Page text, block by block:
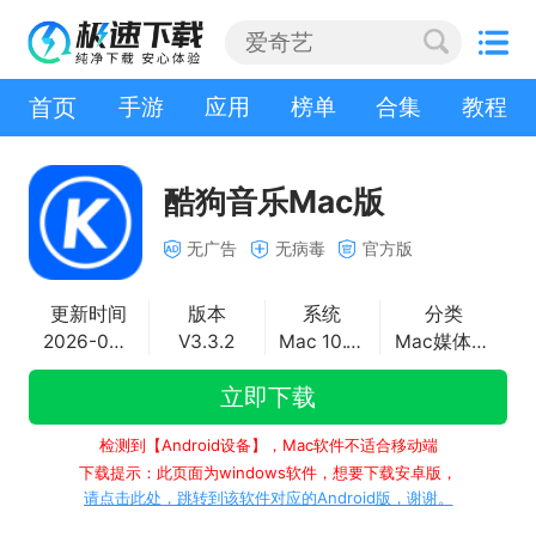
首页 手游 应用 榜单 合集 教程
酷狗音乐Mac版
无广告 无病毒 官方版
更新时间
2026-05-20
版本
V3.3.2
系统
Mac 10.10+
分类
Mac媒体播放
立即下载
检测到【Android设备】，Mac软件不适合移动端
下载提示：此页面为windows软件，想要下载安卓版，
请点击此处，跳转到该软件对应的Android版，谢谢。